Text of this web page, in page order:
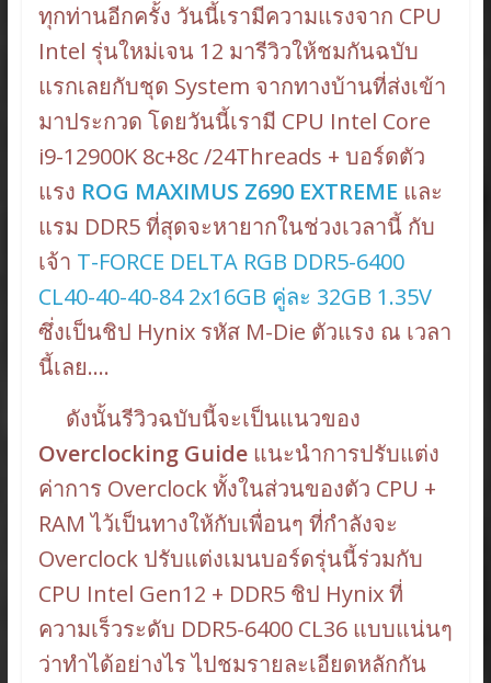
ทุกท่านอีกครั้ง วันนี้เรามีความแรงจาก CPU
Intel รุ่นใหม่เจน 12 มารีวิวให้ชมกันฉบับ
แรกเลยกับชุด System จากทางบ้านที่ส่งเข้า
มาประกวด โดยวันนี้เรามี CPU Intel Core
i9-12900K 8c+8c /24Threads + บอร์ดตัว
แรง ROG MAXIMUS Z690 EXTREME และ
แรม DDR5 ที่สุดจะหายากในช่วงเวลานี้ กับ
เจ้า T-FORCE DELTA RGB DDR5-6400
CL40-40-40-84 2x16GB คู่ละ 32GB 1.35V
ซึ่งเป็นชิป Hynix รหัส M-Die ตัวแรง ณ เวลา
นี้เลย….
ดังนั้นรีวิวฉบับนี้จะเป็นแนวของ
Overclocking Guideแนะนำการปรับแต่ง
ค่าการ Overclock ทั้งในส่วนของตัว CPU +
RAM ไว้เป็นทางให้กับเพื่อนๆ ที่กำลังจะ
Overclock ปรับแต่งเมนบอร์ดรุ่นนี้ร่วมกับ
CPU Intel Gen12 + DDR5 ชิป Hynix ที่
ความเร็วระดับ DDR5-6400 CL36 แบบแน่นๆ
ว่าทำได้อย่างไร ไปชมรายละเอียดหลักกัน